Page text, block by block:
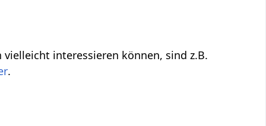
nicht direkt zu tun haben mit Gebot‏‎, aber dich vielleicht interessieren können, sind z.B.
.